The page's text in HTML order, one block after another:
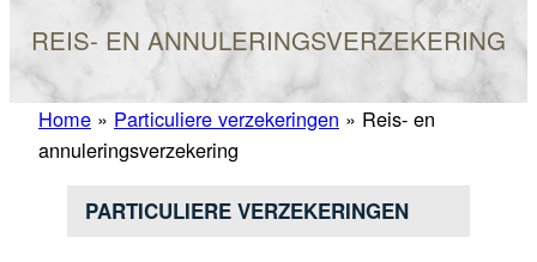
REIS- EN ANNULERINGSVERZEKERING
Home » Particuliere verzekeringen » Reis- en
annuleringsverzekering
PARTICULIERE VERZEKERINGEN